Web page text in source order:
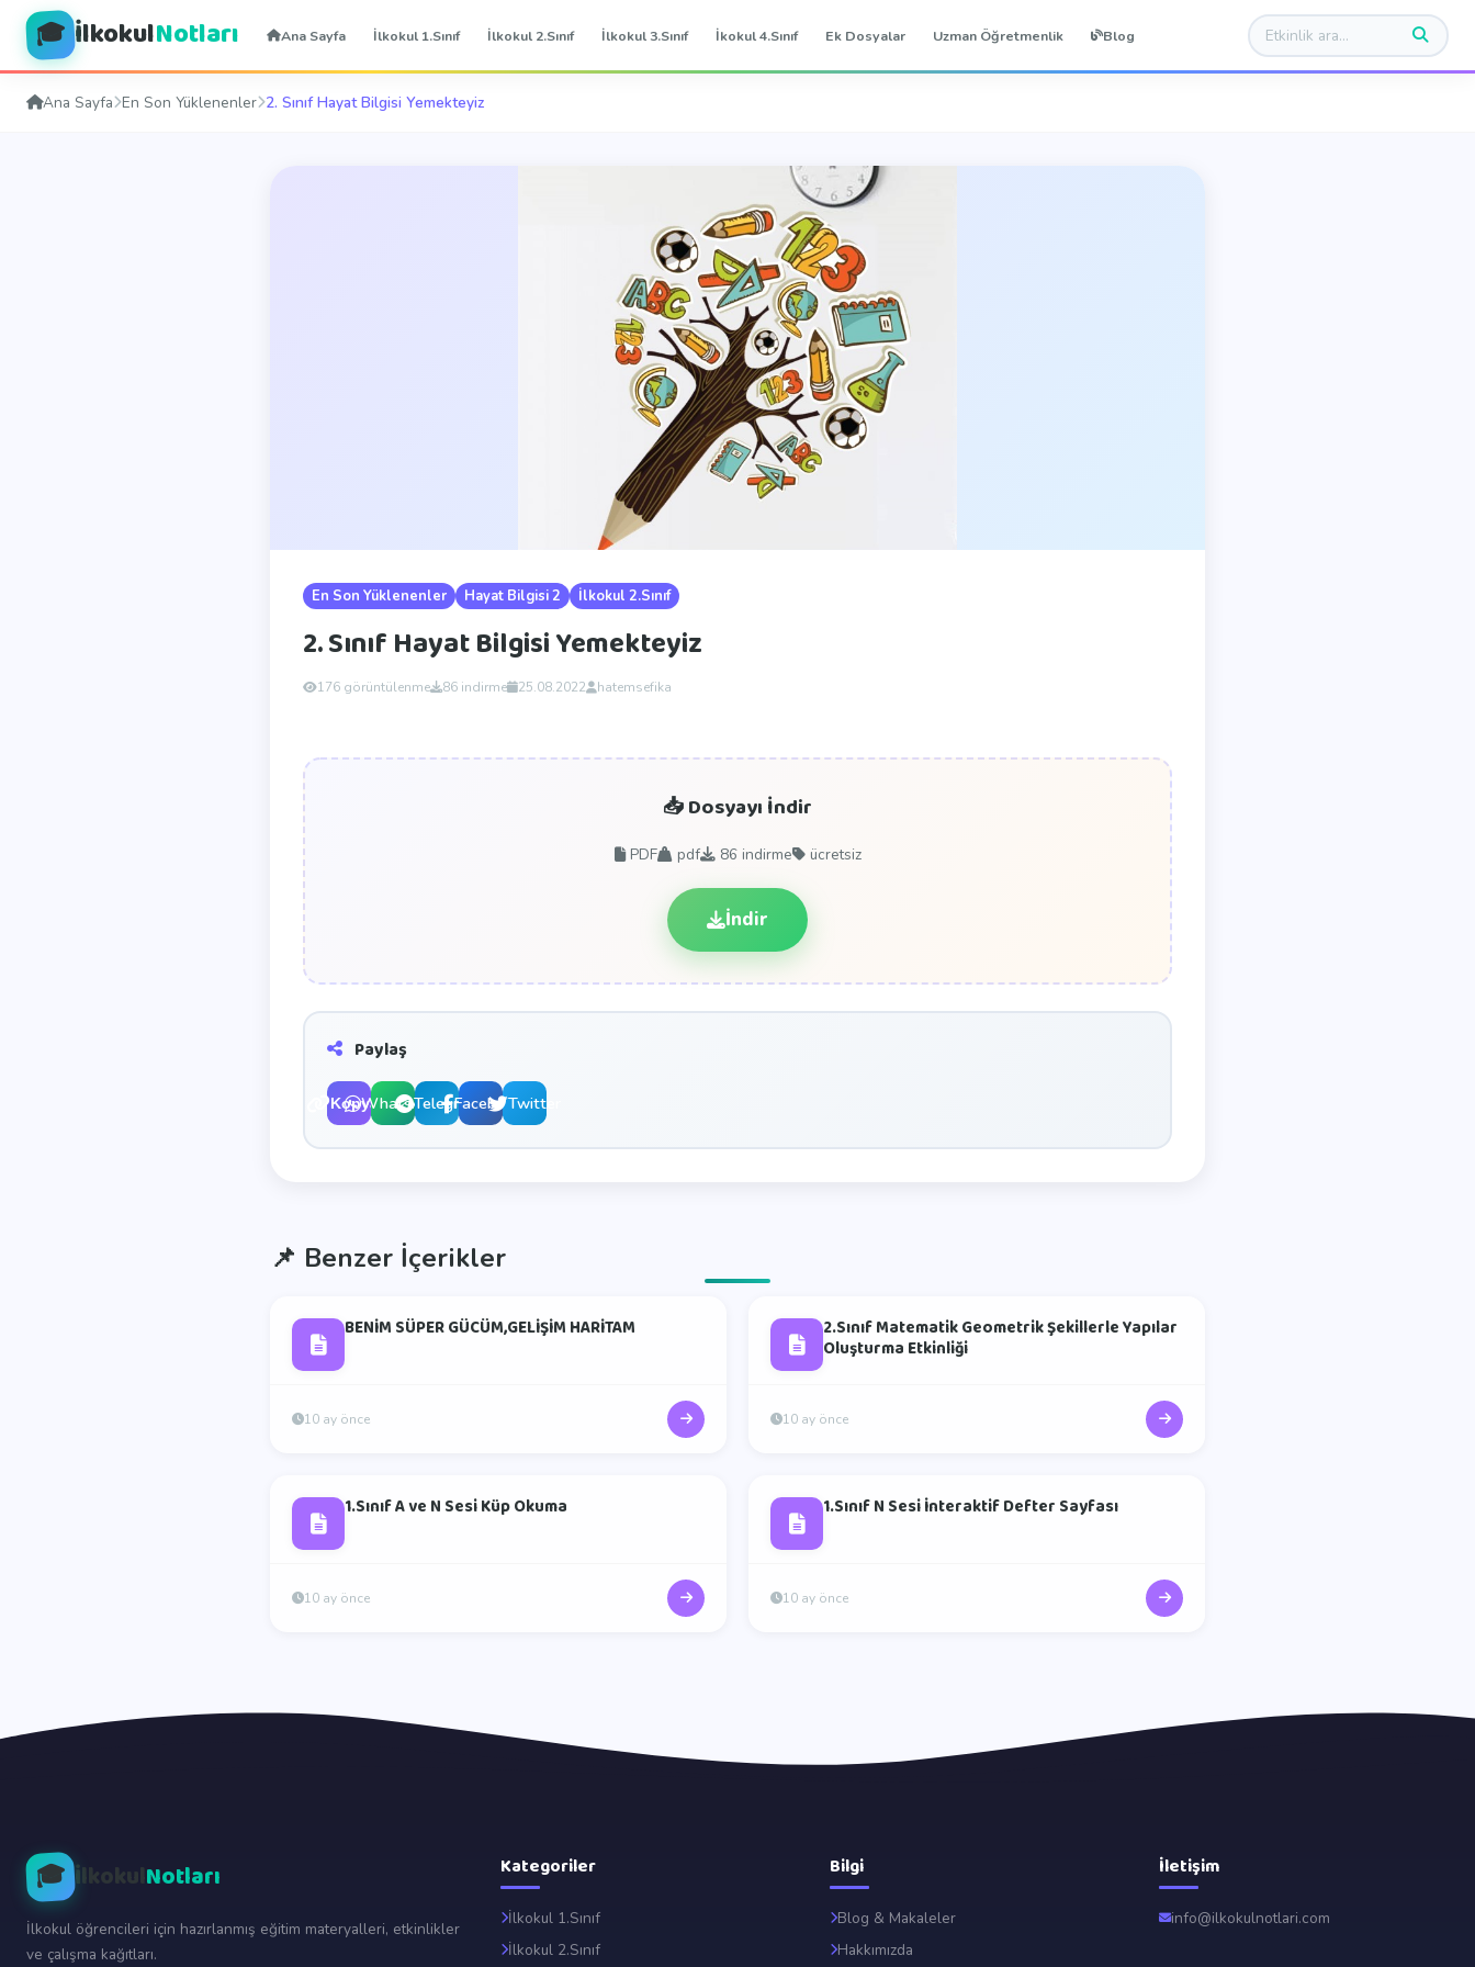
🎓 İlkokulNotları Ana Sayfa İlkokul 1.Sınıf İlkokul 2.Sınıf İlkokul 3.Sınıf İkokul 4.Sınıf Ek Dosyalar Uzman Öğretmenlik Blog
Ana Sayfa En Son Yüklenenler 2. Sınıf Hayat Bilgisi Yemekteyiz
En Son Yüklenenler Hayat Bilgisi 2 İlkokul 2.Sınıf
2. Sınıf Hayat Bilgisi Yemekteyiz
176 görüntülenme 86 indirme 25.08.2022 hatemsefika
📥 Dosyayı İndir
PDF pdf 86indirme ücretsiz
İndir
Paylaş
KopyalaWhatsAppTelegramFacebookTwitter
📌 Benzer İçerikler
BENİM SÜPER GÜCÜM,GELİŞİM HARİTAM
10 ay önce
2.Sınıf Matematik Geometrik Şekillerle Yapılar
Oluşturma Etkinliği
10 ay önce
1.Sınıf A ve N Sesi Küp Okuma
10 ay önce
1.Sınıf N Sesi İnteraktif Defter Sayfası
10 ay önce
🎓 İlkokulNotları
İlkokul öğrencileri için hazırlanmış eğitim materyalleri, etkinlikler
ve çalışma kağıtları.
Kategoriler
İlkokul 1.Sınıf
İlkokul 2.Sınıf
Bilgi
Blog & Makaleler
Hakkımızda
İletişim
info@ilkokulnotlari.com